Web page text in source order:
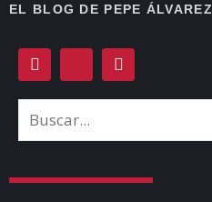
EL BLOG DE PEPE ÁLVAREZ